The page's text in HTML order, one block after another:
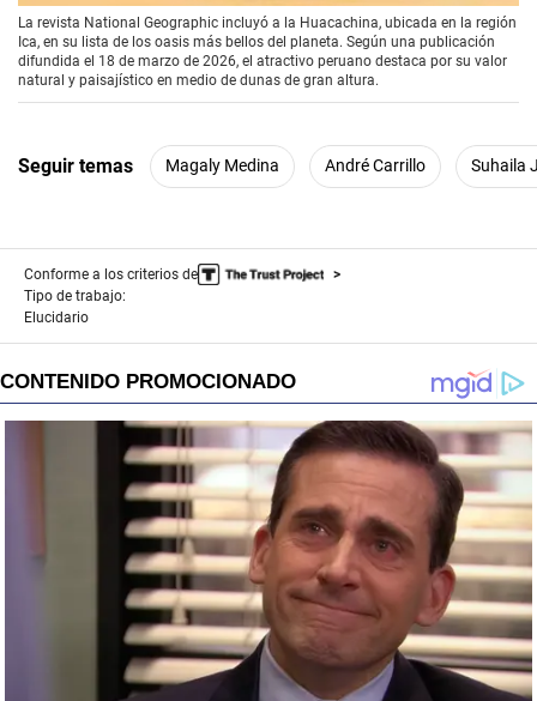
La revista National Geographic incluyó a la Huacachina, ubicada en la región
Ica, en su lista de los oasis más bellos del planeta. Según una publicación
difundida el 18 de marzo de 2026, el atractivo peruano destaca por su valor
natural y paisajístico en medio de dunas de gran altura.
Seguir temas Magaly Medina André Carrillo Suhaila
Conforme a los criterios de
Tipo de trabajo:
Elucidario